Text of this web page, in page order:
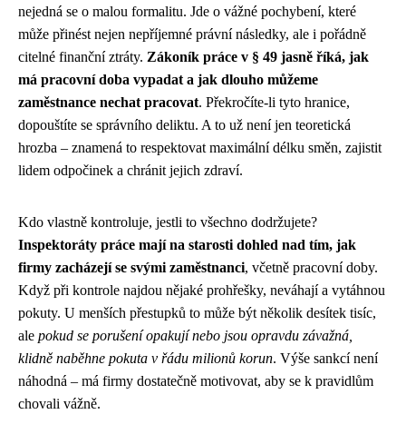
nejedná se o malou formalitu. Jde o vážné pochybení, které
může přinést nejen nepříjemné právní následky, ale i pořádně
citelné finanční ztráty. Zákoník práce v § 49 jasně říká, jak
má pracovní doba vypadat a jak dlouho můžeme
zaměstnance nechat pracovat. Překročíte-li tyto hranice,
dopouštíte se správního deliktu. A to už není jen teoretická
hrozba – znamená to respektovat maximální délku směn, zajistit
lidem odpočinek a chránit jejich zdraví.
Kdo vlastně kontroluje, jestli to všechno dodržujete?
Inspektoráty práce mají na starosti dohled nad tím, jak
firmy zacházejí se svými zaměstnanci, včetně pracovní doby.
Když při kontrole najdou nějaké prohřešky, neváhají a vytáhnou
pokuty. U menších přestupků to může být několik desítek tisíc,
ale pokud se porušení opakují nebo jsou opravdu závažná,
klidně naběhne pokuta v řádu milionů korun. Výše sankcí není
náhodná – má firmy dostatečně motivovat, aby se k pravidlům
chovali vážně.